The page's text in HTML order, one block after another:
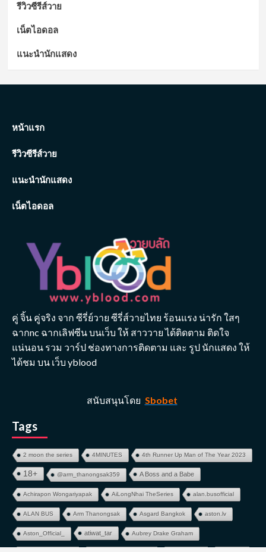
รีวิวซีรีส์วาย
เน็ตไอดอล
แนะนำนักแสดง
หน้าแรก
รีวิวซีรีส์วาย
แนะนำนักแสดง
เน็ตไอดอล
คู่ จิ้น คู่จริง จาก ซีรี่ย์วาย ซีรี่ส์วายไทย ร้อนแรง น่ารัก ใสๆ
ฉากnc ฉากเลิฟซีน บนเว็บ ให้ สาววาย ได้ติดตาม ติดใจ
แน่นอน รวม วาร์ป ช่องทางการติดตาม และ รูป นักแสดง ให้
ได้ชม บน เว็บ yblood
สนับสนุนโดย Sbobet
Tags
2 moon the series 4MINUTES 4th Runner Up Man of The Year 2023
18+ @arm_thanongsak359 A Boss and a Babe
Achirapon Wongariyapak AiLongNhai TheSeries alan.busofficial
ALAN BUS Arm Thanongsak Asgard Bangkok aston.lv
Aston_Official_ atiwat_tar Aubrey Drake Graham